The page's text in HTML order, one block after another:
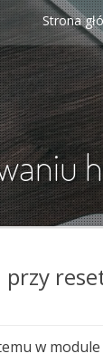
Strona
w